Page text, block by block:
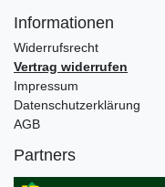
Informationen
Widerrufs­recht
Vertrag widerrufen
Impressum
Daten­schutz­erklärung
AGB
Partners